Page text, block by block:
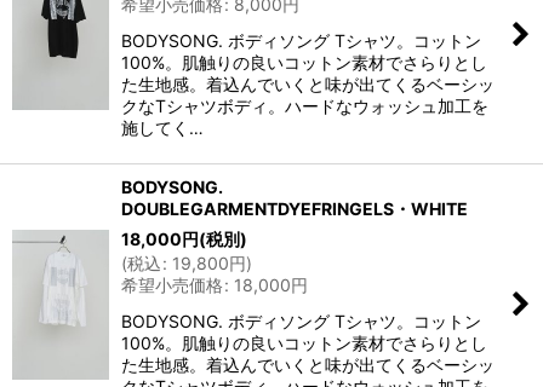
希望小売価格: 8,000円
BODYSONG. ボディソング Tシャツ。コットン
100%。肌触りの良いコットン素材でさらりとし
た生地感。着込んでいくと味が出てくるベーシッ
クなTシャツボディ。ハードなウォッシュ加工を
施してく…
BODYSONG.
DOUBLEGARMENTDYEFRINGELS・WHITE
18,000円(税別)
(税込: 19,800円)
希望小売価格: 18,000円
BODYSONG. ボディソング Tシャツ。コットン
100%。肌触りの良いコットン素材でさらりとし
た生地感。着込んでいくと味が出てくるベーシッ